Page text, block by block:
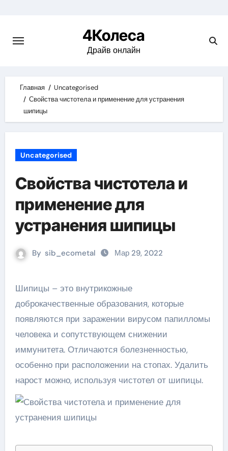
content
4Колеса
Драйв онлайн
Главная
Uncategorised
Свойства чистотела и применение для устранения
шипицы
Uncategorised
Свойства чистотела и
применение для
устранения шипицы
By sib_ecometal Мар 29, 2022
Шипицы – это внутрикожные
доброкачественные образования, которые
появляются при заражении вирусом папилломы
человека и сопутствующем снижении
иммунитета. Отличаются болезненностью,
особенно при расположении на стопах. Удалить
нарост можно, используя чистотел от шипицы.